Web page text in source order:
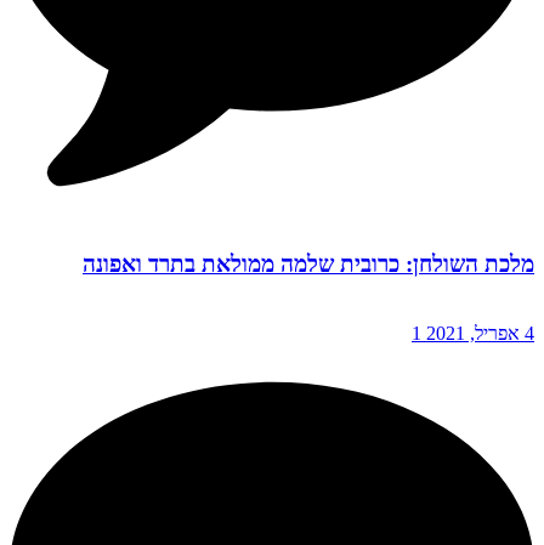
מלכת השולחן: כרובית שלמה ממולאת בתרד ואפונה
4 אפריל, 2021 1